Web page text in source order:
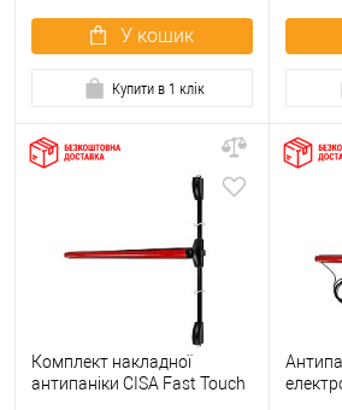
У кошик
Купити в 1 клік
Комплект накладної
антипаніки CISA Fast Touch